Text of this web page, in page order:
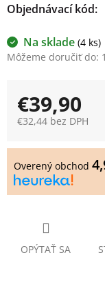
Na sklade (4 ks)
Môžeme doručiť do:
OPÝTAŤ SA
Objednávací kód:
€39,90
€32,44 bez DPH
cena:
Overený obchod